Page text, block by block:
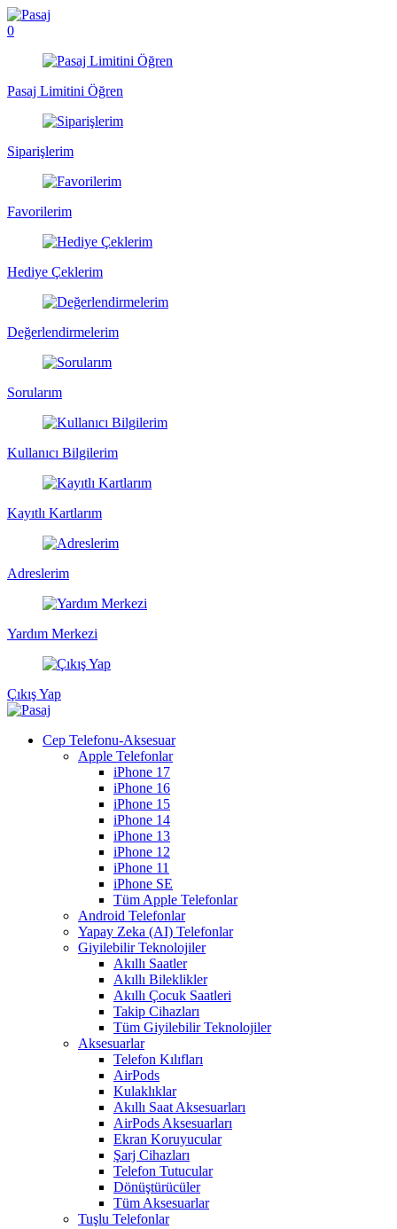
0
Pasaj Limitini Öğren
Siparişlerim
Favorilerim
Hediye Çeklerim
Değerlendirmelerim
Sorularım
Kullanıcı Bilgilerim
Kayıtlı Kartlarım
Adreslerim
Yardım Merkezi
Çıkış Yap
Cep Telefonu-Aksesuar
Apple Telefonlar
iPhone 17
iPhone 16
iPhone 15
iPhone 14
iPhone 13
iPhone 12
iPhone 11
iPhone SE
Tüm Apple Telefonlar
Android Telefonlar
Yapay Zeka (AI) Telefonlar
Giyilebilir Teknolojiler
Akıllı Saatler
Akıllı Bileklikler
Akıllı Çocuk Saatleri
Takip Cihazları
Tüm Giyilebilir Teknolojiler
Aksesuarlar
Telefon Kılıfları
AirPods
Kulaklıklar
Akıllı Saat Aksesuarları
AirPods Aksesuarları
Ekran Koruyucular
Şarj Cihazları
Telefon Tutucular
Dönüştürücüler
Tüm Aksesuarlar
Tuşlu Telefonlar